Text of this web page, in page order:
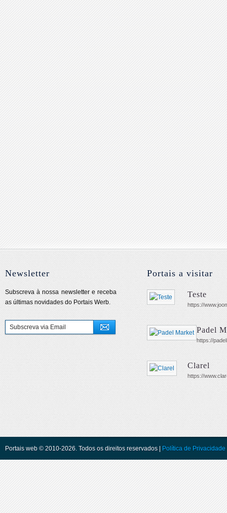
Newsletter
Subscreva à nossa newsletter e receba
as últimas novidades do Portais Werb.
Portais a visitar
Teste
https://
Padel
https://
Clarel
https://
Portais web © 2010-2026. Todos os direitos reservados | Política de Privacidade